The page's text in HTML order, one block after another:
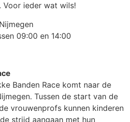
ieder wat wils!
09:00 en 14:00
Banden Race komt naar de
Tussen de start van de
vrouwenprofs kunnen kinderen
strijd aangaan met hun